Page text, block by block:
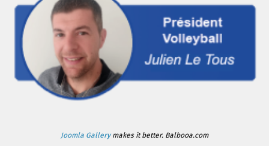
Joomla Gallerymakes it better. Balbooa.com